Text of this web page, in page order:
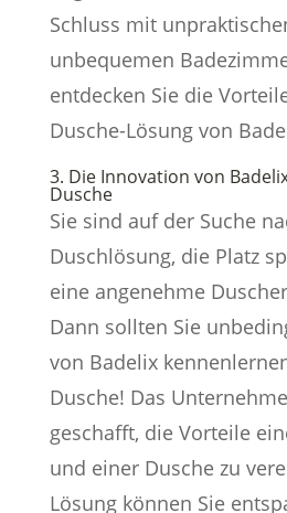
Schluss mit
unbequemen
entdecken Sie die
Dusche-Lösung von
3. Die Innovation von
Dusche
Sie sind auf der Suche
Duschlösung, die Platz
eine angenehme
Dann sollten Sie
von Badelix
Dusche! Das
geschafft, die Vorteile
und einer Dusche zu
Lösung können Sie